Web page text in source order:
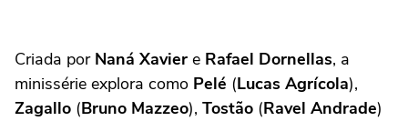
Criada por Naná Xavier e Rafael Dornellas, a
minissérie explora como Pelé (Lucas Agrícola),
Zagallo (Bruno Mazzeo), Tostão (Ravel Andrade)